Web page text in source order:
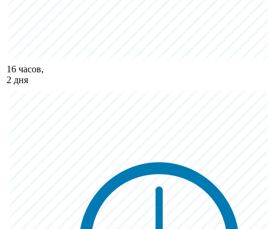
16 часов,
2 дня